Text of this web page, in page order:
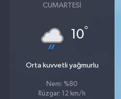
CUMARTESI
10°
Orta kuvvetli yağmurlu
Nem: %80
Rüzgar: 12 km/h